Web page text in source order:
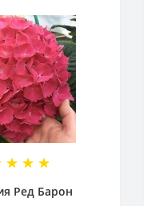
Ред Барон